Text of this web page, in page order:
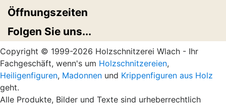
Öffnungszeiten
Folgen Sie uns...
Copyright © 1999-2026 Holzschnitzerei Wlach - Ihr
Fachgeschäft, wenn's um Holzschnitzereien,
Heiligenfiguren, Madonnen und Krippenfiguren aus Holz
geht.
Alle Produkte, Bilder und Texte sind urheberrechtlich